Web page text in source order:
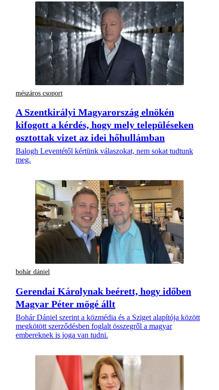
mészáros csoport
A Szentkirályi Magyarország elnökén
kifogott a kérdés, hogy mely településeken
osztottak vizet az idei hőhullámban
Balogh Leventétől kértünk válaszokat, nem sokat tudtunk
meg.
bohár dániel
Gerendai Károlynak beérett, hogy időben
Magyar Péter mögé állt
Bohár Dániel szerint a közmédia és a Sziget alapítója között
megkötött szerződésben foglalt összegről a magyar
embereknek is joga van tudni.